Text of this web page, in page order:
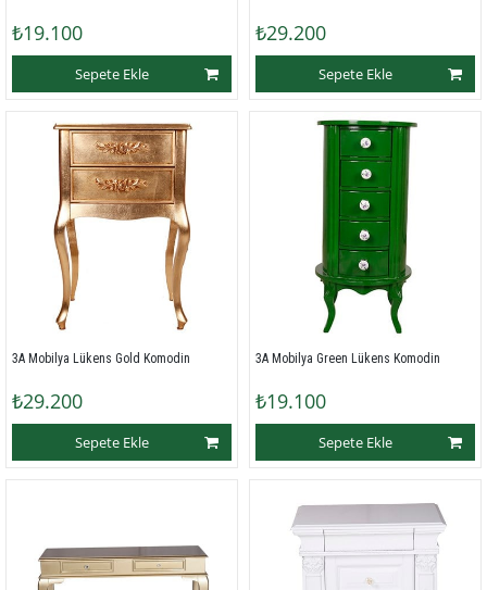
₺19.100
Sepete Ekle
₺29.200
Sepete Ekle
3A Mobilya Lükens Gold Komodin
₺29.200
Sepete Ekle
3A Mobilya Green Lükens Komodin
₺19.100
Sepete Ekle